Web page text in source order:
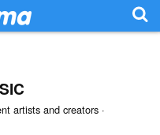
artists and creators ·